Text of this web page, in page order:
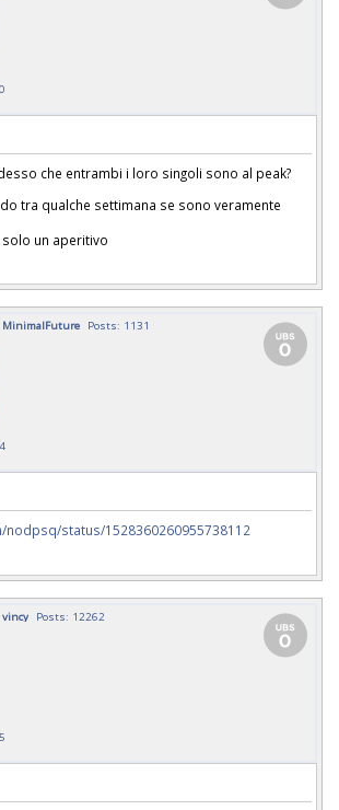
che entrambi i loro singoli sono al peak?
tra qualche settimana se sono veramente
un aperitivo
MinimalFuture Posts: 1131
status/1528360260955738112
vincy Posts: 12262